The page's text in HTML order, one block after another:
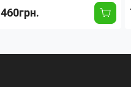
дисплеєм на кейсі (для
460грн.